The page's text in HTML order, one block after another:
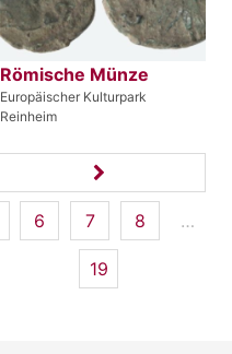
Römische Münze
Europäischer Kulturpark
Reinheim
6 7 8 …
19